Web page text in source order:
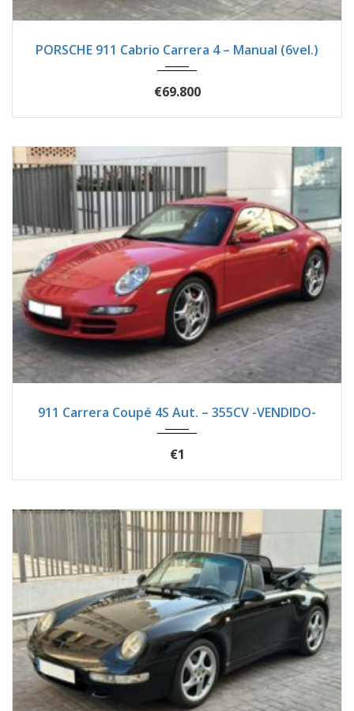
PORSCHE 911 Cabrio Carrera 4 – Manual (6vel.)
€69.800
911 Carrera Coupé 4S Aut. – 355CV -VENDIDO-
€1